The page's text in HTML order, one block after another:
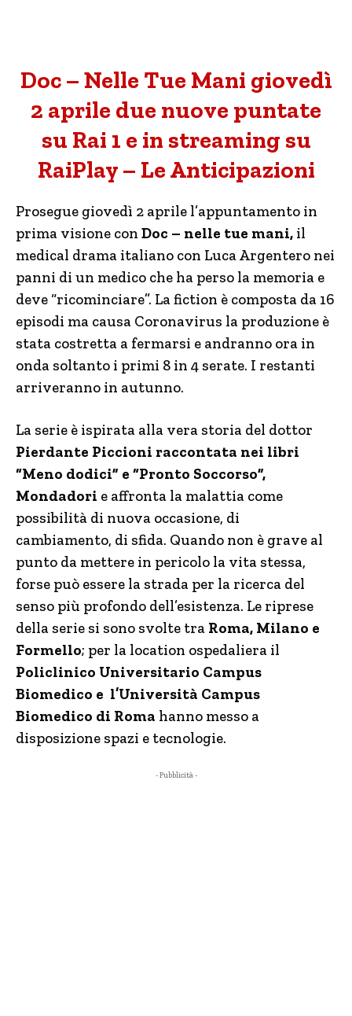
Doc – Nelle Tue Mani giovedì
2 aprile due nuove puntate
su Rai 1 e in streaming su
RaiPlay – Le Anticipazioni
Prosegue giovedì 2 aprile l’appuntamento in
prima visione con Doc – nelle tue mani, il
medical drama italiano con Luca Argentero nei
panni di un medico che ha perso la memoria e
deve “ricominciare”. La fiction è composta da 16
episodi ma causa Coronavirus la produzione è
stata costretta a fermarsi e andranno ora in
onda soltanto i primi 8 in 4 serate. I restanti
arriveranno in autunno.
La serie è ispirata alla vera storia del dottor
Pierdante Piccioni raccontata nei libri
“Meno dodici” e “Pronto Soccorso”,
Mondadori e affronta la malattia come
possibilità di nuova occasione, di
cambiamento, di sfida. Quando non è grave al
punto da mettere in pericolo la vita stessa,
forse può essere la strada per la ricerca del
senso più profondo dell’esistenza. Le riprese
della serie si sono svolte tra Roma, Milano e
Formello; per la location ospedaliera il
Policlinico Universitario Campus
Biomedico e l’Università Campus
Biomedico di Roma hanno messo a
disposizione spazi e tecnologie.
- Pubblicità -